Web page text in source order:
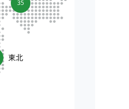
35
東北